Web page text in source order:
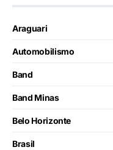
Araguari
Automobilismo
Band
Band Minas
Belo Horizonte
Brasil